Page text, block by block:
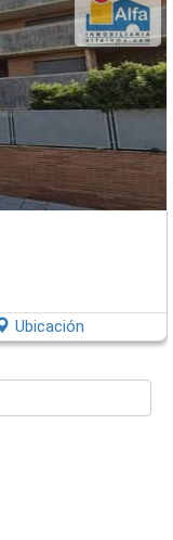
Ubicación